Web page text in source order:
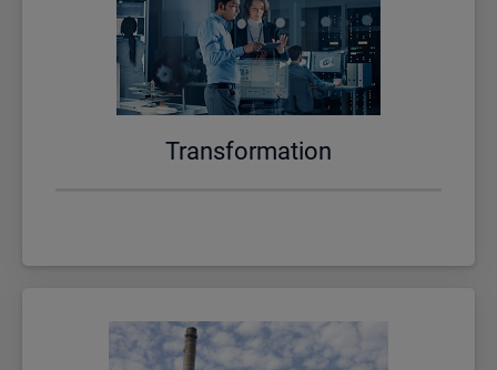
Trans­for­ma­ti­on